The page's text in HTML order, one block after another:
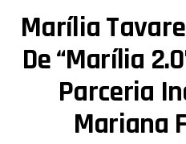
Marília
De “Marília
Parceria
Mariana